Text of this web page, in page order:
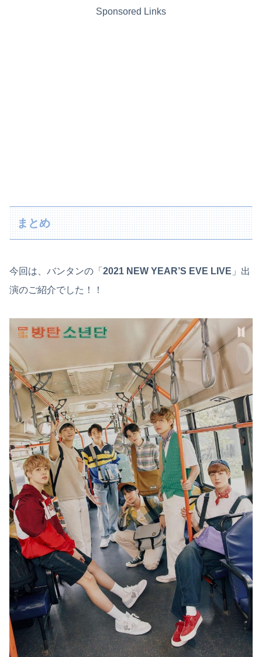
Sponsored Links
まとめ
今回は、バンタンの「 2021 NEW YEAR’S EVE LIVE 」出
演のご紹介でした！！